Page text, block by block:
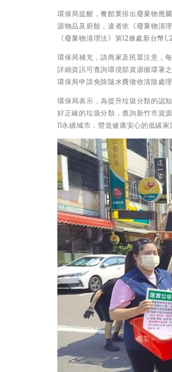
環保局提醒，餐館業排出廢棄物應
源物品及廚餘，違者依《廢棄物清
《廢棄物清理法》第12條處新台幣
環保局補充，請商家及民眾注意，
詳細資訊可查詢環境部資源循環署
環保局申請免除隨水費徵收清除處理
環保局表示，為提升垃圾分類的認
好正確的垃圾分類，查詢新竹市資
11永續城市，營造健康安心的低碳家